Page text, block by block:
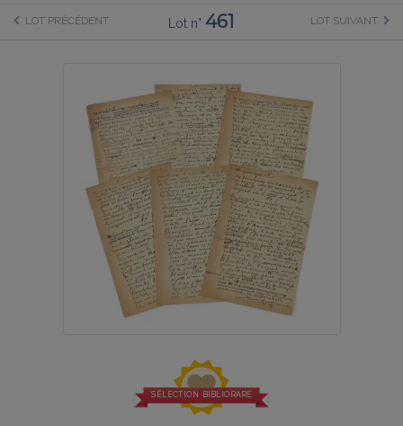
LOT PRÉCÉDENT Lot n°461 LOT SUIVANT
SÉLECTION BIBLIORARE